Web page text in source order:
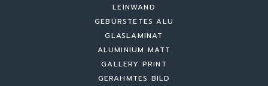
LEINWAND
GEBÜRSTETES ALU
GLASLAMINAT
ALUMINIUM MATT
GALLERY PRINT
GERAHMTES BILD